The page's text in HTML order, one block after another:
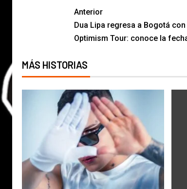
Anterior
Dua Lipa regresa a Bogotá con
Optimism Tour: conoce la
MÁS HISTORIAS